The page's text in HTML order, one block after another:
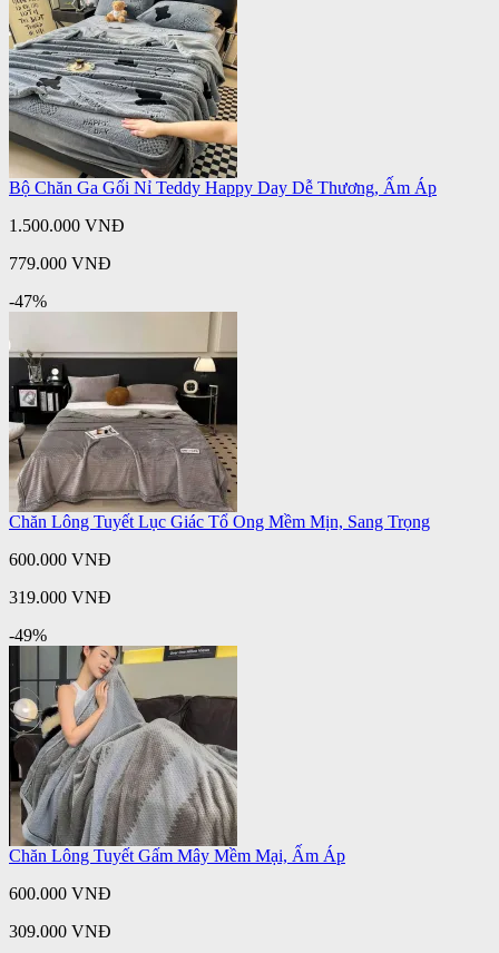
Bộ Chăn Ga Gối Nỉ Teddy Happy Day Dễ Thương, Ấm Áp
1.500.000 VNĐ
779.000 VNĐ
-47%
Chăn Lông Tuyết Lục Giác Tổ Ong Mềm Mịn, Sang Trọng
600.000 VNĐ
319.000 VNĐ
-49%
Chăn Lông Tuyết Gấm Mây Mềm Mại, Ấm Áp
600.000 VNĐ
309.000 VNĐ